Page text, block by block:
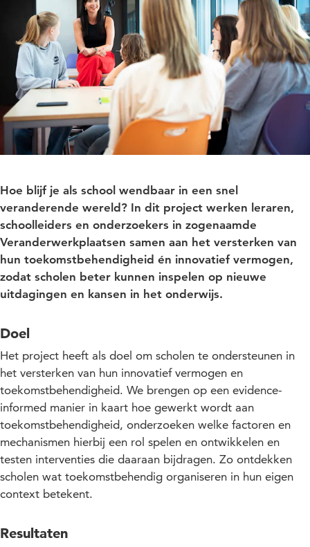
Hoe blijf je als school wendbaar in een snel
veranderende wereld? In dit project werken leraren,
schoolleiders en onderzoekers in zogenaamde
Veranderwerkplaatsen samen aan het versterken van
hun toekomstbehendigheid én innovatief vermogen,
zodat scholen beter kunnen inspelen op nieuwe
uitdagingen en kansen in het onderwijs.
Doel
Het project heeft als doel om scholen te ondersteunen in
het versterken van hun innovatief vermogen en
toekomstbehendigheid. We brengen op een evidence-
informed manier in kaart hoe gewerkt wordt aan
toekomstbehendigheid, onderzoeken welke factoren en
mechanismen hierbij een rol spelen en ontwikkelen en
testen interventies die daaraan bijdragen. Zo ontdekken
scholen wat toekomstbehendig organiseren in hun eigen
context betekent.
Resultaten